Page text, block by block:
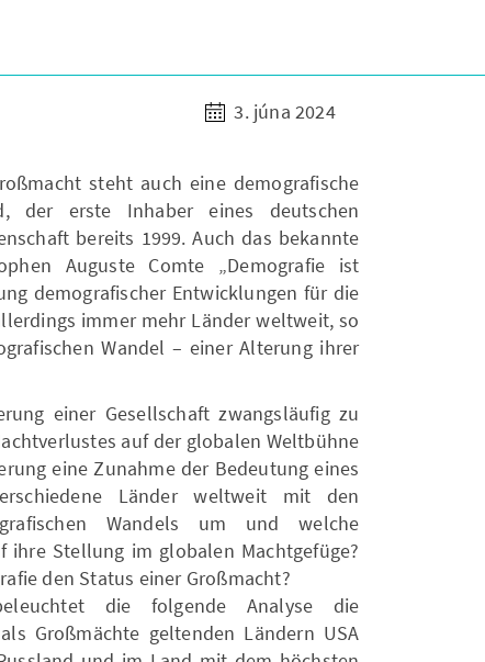
3. júna 2024
steht auch eine demografische
der erste Inhaber eines deutschen
bereits 1999. Auch das bekannte
Auguste Comte „Demografie ist
demografischer Entwicklungen für die
immer mehr Länder weltweit, so
Wandel – einer Alterung ihrer
einer Gesellschaft zwangsläufig zu
auf der globalen Weltbühne
eine Zunahme der Bedeutung eines
Länder weltweit mit den
Wandels um und welche
ihre Stellung im globalen Machtgefüge?
den Status einer Großmacht?
die folgende Analyse die
Großmächte geltenden Ländern USA